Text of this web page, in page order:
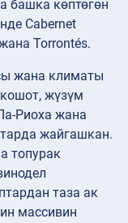
башка көптөгөн
Cabernet
Torrontés.
жана климаты
жүзүм
Риоха жана
жайгашкан.
топурак
таза ак
массивин